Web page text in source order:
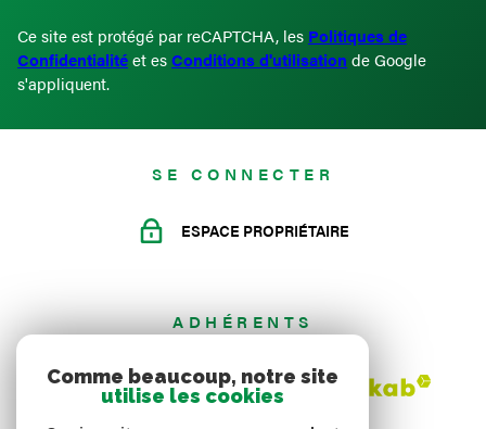
Ce site est protégé par reCAPTCHA, les Politiques de
Confidentialitéet esConditions d'utilisation de Google
s'appliquent.
SE CONNECTER
ESPACE PROPRIÉTAIRE
ADHÉRENTS
Comme beaucoup, notre site
utilise les cookies